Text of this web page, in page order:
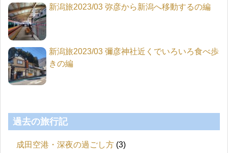
新潟旅2023/03 弥彦から新潟へ移動するの編
新潟旅2023/03 彌彦神社近くでいろいろ食べ歩
きの編
過去の旅行記
成田空港・深夜の過ごし方 (3)